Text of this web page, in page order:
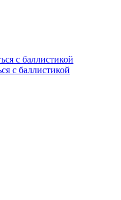
с баллистикой